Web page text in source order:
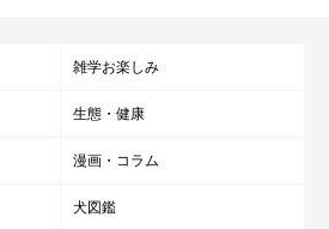
雑学お楽しみ
生態・健康
漫画・コラム
犬図鑑